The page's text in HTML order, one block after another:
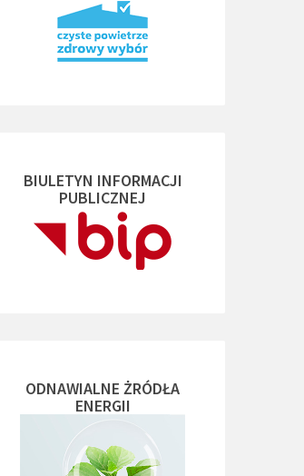
BIULETYN INFORMACJI
PUBLICZNEJ
ODNAWIALNE ŻRÓDŁA
ENERGII